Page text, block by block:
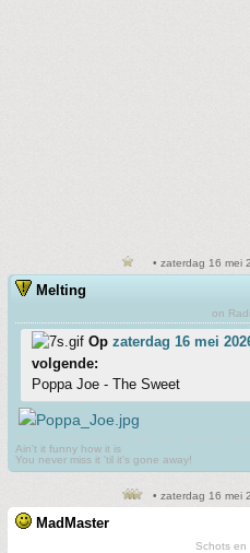
• zaterdag 16 mei
Melting
on
Op zaterdag 16 mei
volgende:
Poppa Joe - The Sweet
Ain't it funny how it is
You never miss it 'til it's gone away!
• zaterdag 16 mei
MadMaster
Schots en